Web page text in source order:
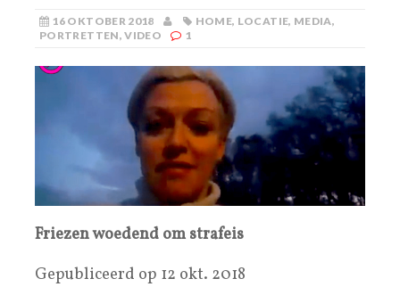
16 OKTOBER 2018 HOME, LOCATIE, MEDIA,
PORTRETTEN,VIDEO 1
Friezen woedend om strafeis
Gepubliceerd op 12 okt. 2018